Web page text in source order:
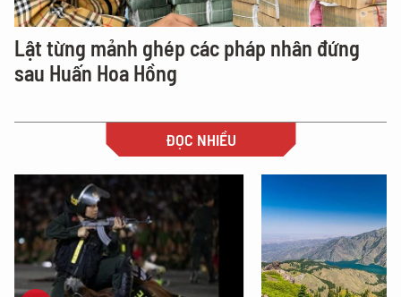
Lật từng mảnh ghép các pháp nhân đứng
sau Huấn Hoa Hồng
ĐỌC NHIỀU